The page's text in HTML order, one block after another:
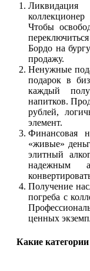
Чтобы
Бордо на
продажу.
Ненужные
подарок в
каждый
напитков.
рублей,
элемент.
Финансовая
«живые»
элитный
надежным
Получение
погреба с
ценных
Какие